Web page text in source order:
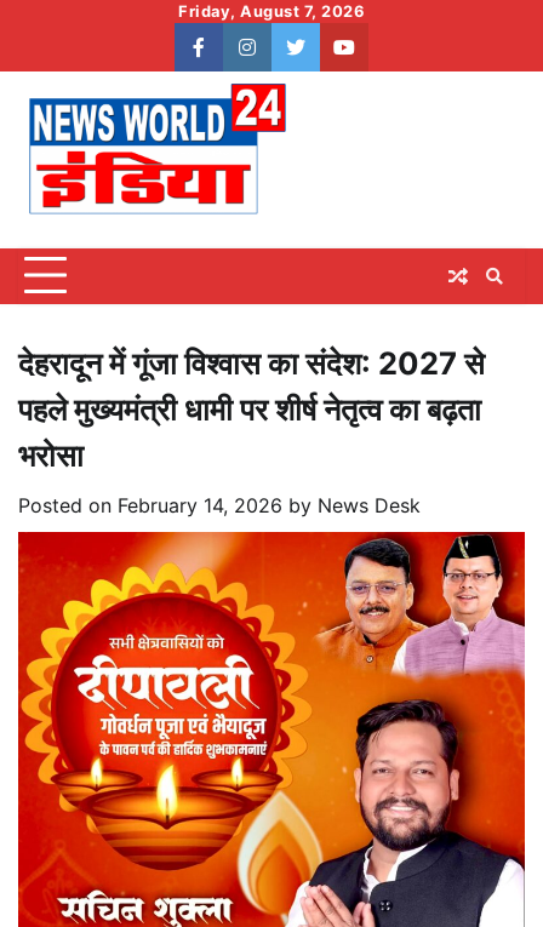
content
Friday, August 7, 2026
facebookinstagram
twitteryoutube
देहरादून में गूंजा विश्वास का संदेश: 2027 से
पहले मुख्यमंत्री धामी पर शीर्ष नेतृत्व का बढ़ता
भरोसा
Posted on February 14, 2026 by News Desk